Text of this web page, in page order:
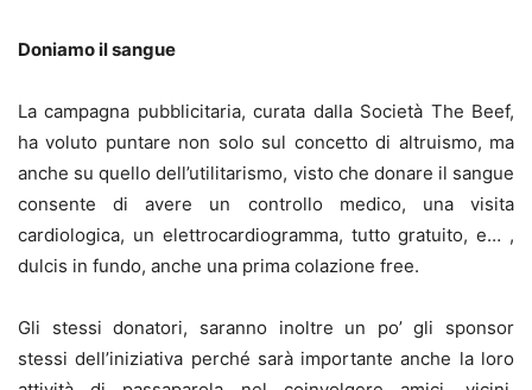
Doniamo il sangue
La campagna pubblicitaria, curata dalla Società The Beef,
ha voluto puntare non solo sul concetto di altruismo, ma
anche su quello dell’utilitarismo, visto che donare il sangue
consente di avere un controllo medico, una visita
cardiologica, un elettrocardiogramma, tutto gratuito, e… ,
dulcis in fundo, anche una prima colazione free.
Gli stessi donatori, saranno inoltre un po’ gli sponsor
stessi dell’iniziativa perché sarà importante anche la loro